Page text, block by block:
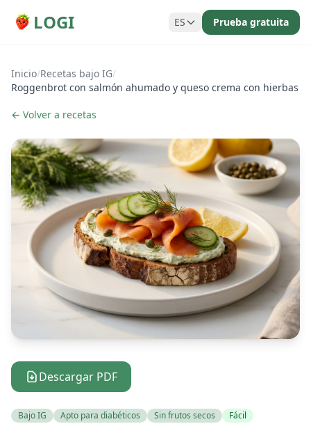
LOGI ES Prueba gratuita
Inicio/Recetas bajo IG/
Roggenbrot con salmón ahumado y queso crema con hierbas
← Volver a recetas
Descargar PDF
Bajo IG Apto para diabéticos Sin frutos secos Fácil